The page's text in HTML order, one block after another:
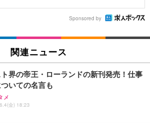
Sponsored by
関連ニュース
界の帝王・ローランドの新刊発売！仕事
いての名言も
メ
金) 18:23